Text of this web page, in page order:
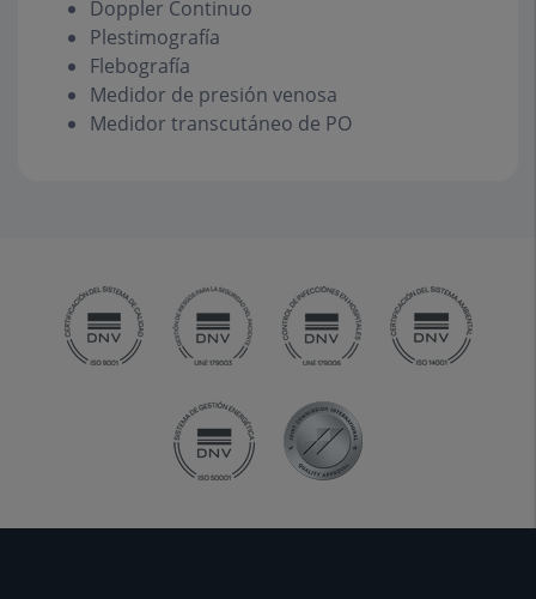
Doppler Continuo
Plestimografía
Flebografía
Medidor de presión venosa
Medidor transcutáneo de PO